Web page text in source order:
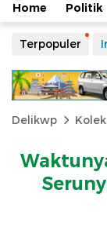
Home Politik
Terpopuler
Delikwp